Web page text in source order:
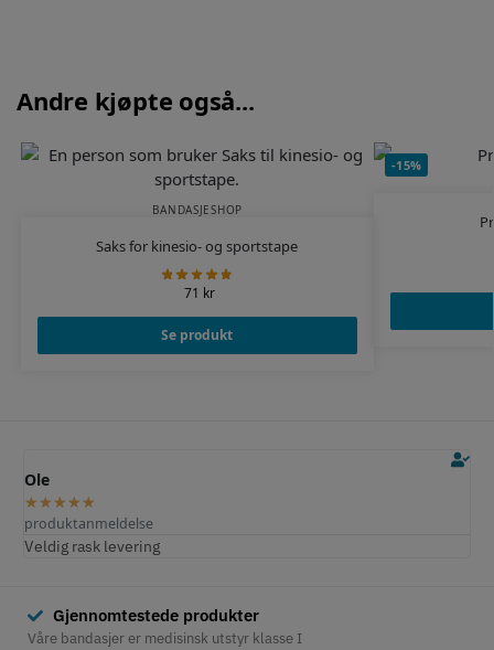
Andre kjøpte også...
BANDASJESHOP
Saks for kinesio- og sportstape
71 kr
Se produkt
-15%
Ole
★ ★ ★ ★ ★
produktanmeldelse
Veldig rask levering
Gjennomtestede produkter
Våre bandasjer er medisinsk utstyr klasse I